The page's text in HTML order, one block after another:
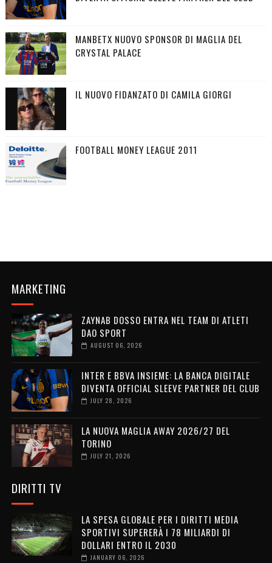
MANBETX NUOVO SPONSOR DI MAGLIA DEL
CRYSTAL PALACE
IL NUOVO FIDANZATO DI CAMILA GIORGI
FOOTBALL MONEY LEAGUE 2011
MARKETING
ZAYNAB DOSSO ENTRA NEL TEAM DI ATLETI
DAO SPORT
AUGUST 06, 2026
INTER E BBVA INSIEME: LA BANCA DIGITALE
DIVENTA OFFICIAL SLEEVE PARTNER DEL CLUB
JULY 28, 2026
LA NUOVA MAGLIA AWAY 2026/27 DEL
TORINO
JULY 21, 2026
DIRITTI TV
LA SPESA GLOBALE PER I DIRITTI MEDIA
SPORTIVI SUPERERÀ I 78 MILIARDI DI
DOLLARI ENTRO IL 2030
JANUARY 06, 2026